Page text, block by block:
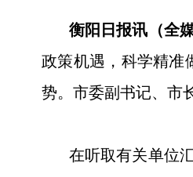
衡阳日报讯（全媒
政策机遇，科学精准
势。市委副书记、市
在听取有关单位汇